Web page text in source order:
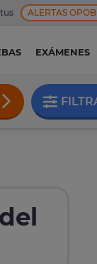
ALERTAS
EXÁMENES